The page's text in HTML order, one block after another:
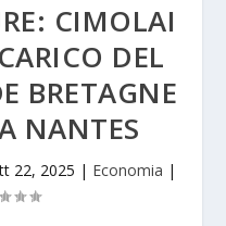
CIMOLAI
DEL
BRETAGNE
NANTES
22, 2025 | Economia |